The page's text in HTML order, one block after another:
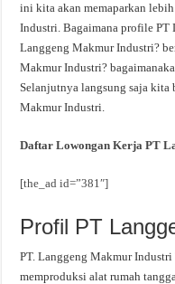
ini kita akan memaparkan
Industri. Bagaimana profile
Langgeng Makmur Industri?
Makmur Industri?
Selanjutnya langsung saja kita
Makmur Industri.
Daftar Lowongan Kerja PT
[the_ad id=”381″]
Profil PT
PT. Langgeng Makmur
memproduksi alat rumah